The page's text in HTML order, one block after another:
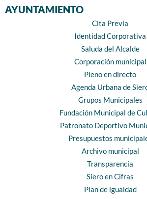
AYUNTAMIENTO
Cita Previa
Identidad Corporativa
Saluda del Alcalde
Corporación municipal
Pleno en directo
Agenda Urbana de
Grupos Municipales
Fundación Municipal de
Patronato Deportivo
Presupuestos
Archivo municipal
Transparencia
Siero en Cifras
Plan de igualdad